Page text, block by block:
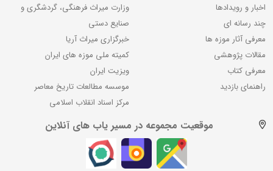
اخبار و رویدادها
چند رسانه ای
معرفی آثار موزه ها
مقالات پژوهشی
معرفی کتاب
راهنمای بازدید
وزارت میراث فرهنگی، گردشگری و
صنایع دستی
خبرگزاری میراث آریا
کمیته ملی موزه های ایران
ویزیت ایران
موسسه مطالعات تاریخ معاصر
مرکز اسناد انقلاب اسلامی
موقعیت مجموعه در مسیر یاب های آنلاین